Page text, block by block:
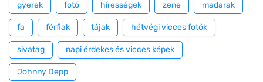
gyerek fotó hírességek zene madarak
fa férfiak tájak hétvégi vicces fotók
sivatag napi érdekes és vicces képek
Johnny Depp